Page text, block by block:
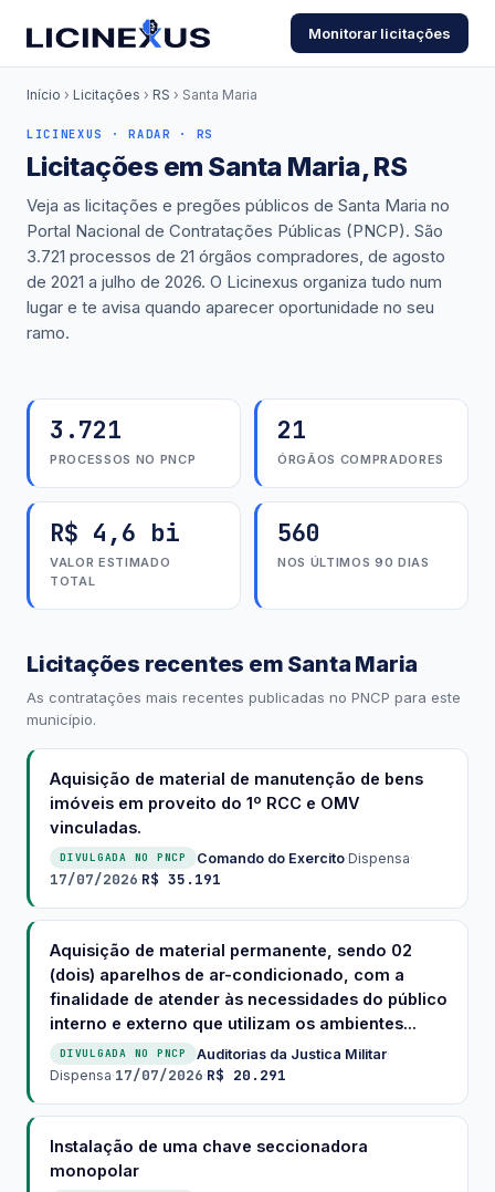
Monitorar licitações
Início › Licitações › RS › Santa Maria
LICINEXUS · RADAR · RS
Licitações em Santa Maria, RS
Veja as licitações e pregões públicos de Santa Maria no
Portal Nacional de Contratações Públicas (PNCP). São
3.721 processos de 21 órgãos compradores, de agosto
de 2021 a julho de 2026. O Licinexus organiza tudo num
lugar e te avisa quando aparecer oportunidade no seu
ramo.
3.721
PROCESSOS NO PNCP
21
ÓRGÃOS COMPRADORES
R$ 4,6 bi
VALOR ESTIMADO
TOTAL
560
NOS ÚLTIMOS 90 DIAS
Licitações recentes em Santa Maria
As contratações mais recentes publicadas no PNCP para este
município.
Aquisição de material de manutenção de bens
imóveis em proveito do 1º RCC e OMV
vinculadas.
DIVULGADA NO PNCP Comando do Exercito·Dispensa·
17/07/2026·R$ 35.191
Aquisição de material permanente, sendo 02
(dois) aparelhos de ar-condicionado, com a
finalidade de atender às necessidades do público
interno e externo que utilizam os ambientes...
DIVULGADA NO PNCP Auditorias da Justica Militar·
Dispensa·17/07/2026·R$ 20.291
Instalação de uma chave seccionadora
monopolar